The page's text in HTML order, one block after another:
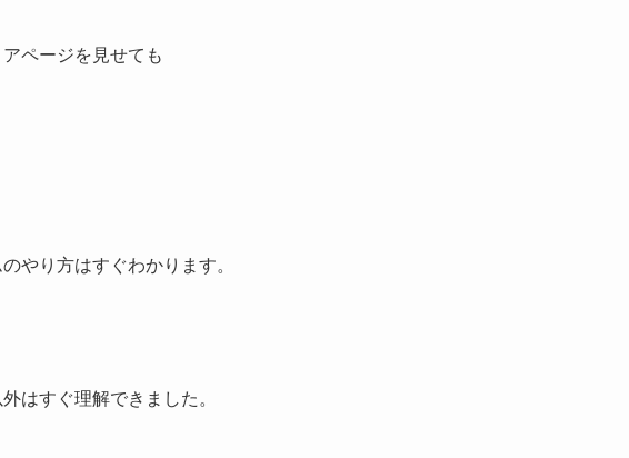
ページを見せても
やり方はすぐわかります。
はすぐ理解できました。